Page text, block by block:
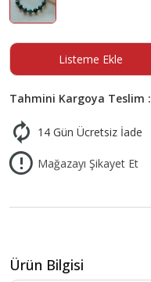
Listeme Ekle
Tahmini Kargoya Teslim :
14 Gün Ücretsiz İade
Mağazayı Şikayet Et
Ürün Bilgisi